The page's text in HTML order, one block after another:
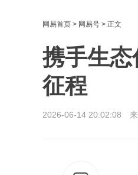
网易首页 > 网易号 > 正文
携手生
征程
2026-06-14 20:02:08